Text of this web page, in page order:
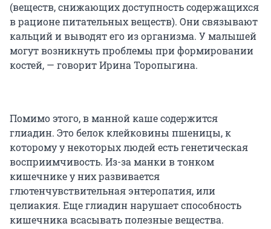
(веществ, снижающих доступность содержащихся
в рационе питательных веществ). Они связывают
кальций и выводят его из организма. У малышей
могут возникнуть проблемы при формировании
костей, — говорит Ирина Торопыгина.
Помимо этого, в манной каше содержится
глиадин. Это белок клейковины пшеницы, к
которому у некоторых людей есть генетическая
восприимчивость. Из-за манки в тонком
кишечнике у них развивается
глютенчувствительная энтеропатия, или
целиакия. Еще глиадин нарушает способность
кишечника всасывать полезные вещества.